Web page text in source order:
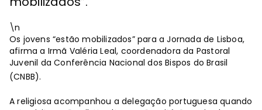
\n
Os jovens “estão mobilizados” para a Jornada de Lisboa,
afirma a Irmã Valéria Leal, coordenadora da Pastoral
Juvenil da Conferência Nacional dos Bispos do Brasil
(CNBB).
A religiosa acompanhou a delegação portuguesa quando